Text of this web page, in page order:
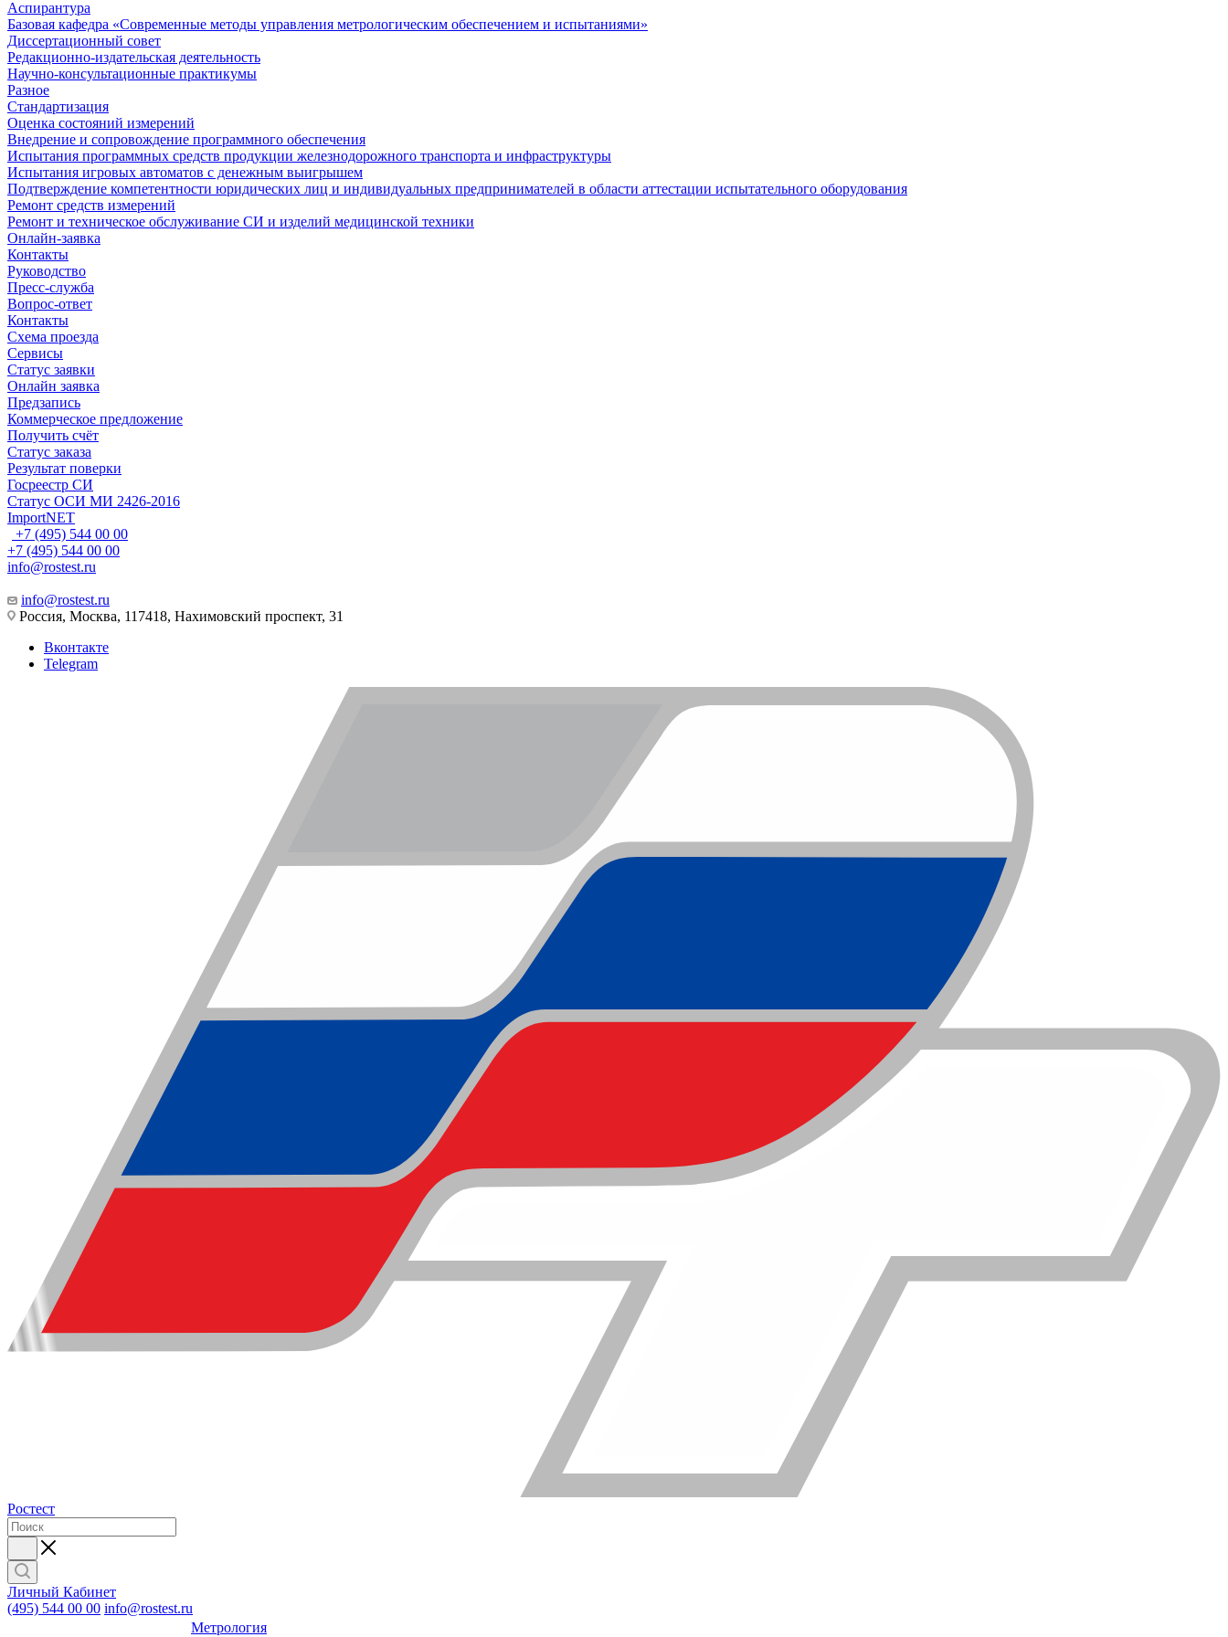
Аспирантура
Базовая кафедра «Современные методы управления метрологическим обеспечением и испытаниями»
Диссертационный совет
Редакционно-издательская деятельность
Научно-консультационные практикумы
Разное
Стандартизация
Оценка состояний измерений
Внедрение и сопровождение программного обеспечения
Испытания программных средств продукции железнодорожного транспорта и инфраструктуры
Испытания игровых автоматов с денежным выигрышем
Подтверждение компетентности юридических лиц и индивидуальных предпринимателей в области аттестации испытательного оборудования
Ремонт средств измерений
Ремонт и техническое обслуживание СИ и изделий медицинской техники
Онлайн-заявка
Контакты
Руководство
Пресс-служба
Вопрос-ответ
Контакты
Схема проезда
Сервисы
Статус заявки
Онлайн заявка
Предзапись
Коммерческое предложение
Получить счёт
Статус заказа
Результат поверки
Госреестр СИ
Статус ОСИ МИ 2426-2016
ImportNET
+7 (495) 544 00 00
+7 (495) 544 00 00
info@rostest.ru
info@rostest.ru
Россия, Москва, 117418, Нахимовский проспект, 31
Вконтакте
Telegram
Ростест
Личный Кабинет
(495) 544 00 00 info@rostest.ru
Метрология